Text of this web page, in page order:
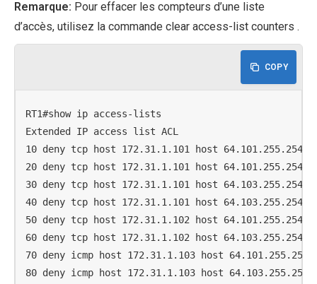
Remarque: Pour effacer les compteurs d’une liste
d’accès, utilisez la commande clear access-list counters .
COPY
RT1#show ip access-lists
Extended IP access list ACL
10 deny tcp host 172.31.1.101 host 64.101.255.254
20 deny tcp host 172.31.1.101 host 64.101.255.254
30 deny tcp host 172.31.1.101 host 64.103.255.254 eq
40 deny tcp host 172.31.1.101 host 64.103.255.254
50 deny tcp host 172.31.1.102 host 64.101.255.254
60 deny tcp host 172.31.1.102 host 64.103.255.254
70 deny icmp host 172.31.1.103 host 64.101.255.254
80 deny icmp host 172.31.1.103 host 64.103.255.254